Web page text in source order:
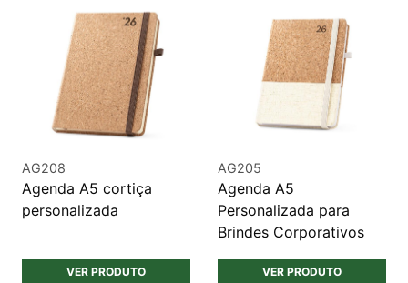
AG208
Agenda A5 cortiça
personalizada
VER PRODUTO
AG205
Agenda A5
Personalizada para
Brindes Corporativos
VER PRODUTO